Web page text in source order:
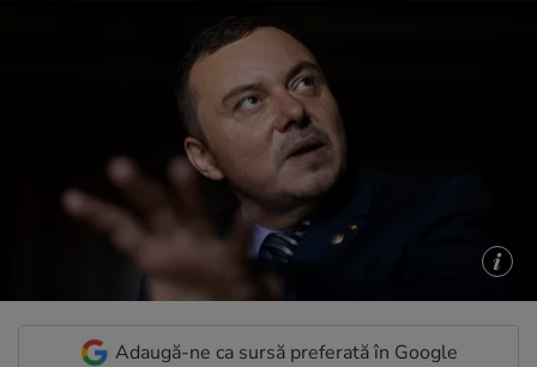
Adaugă-ne ca sursă preferată în Google